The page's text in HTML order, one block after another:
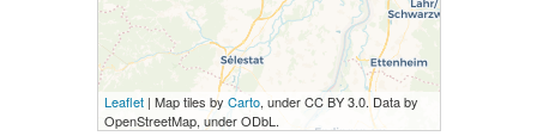
Leaflet| Map tiles by Carto, under CC BY 3.0. Data by
OpenStreetMap, under ODbL.